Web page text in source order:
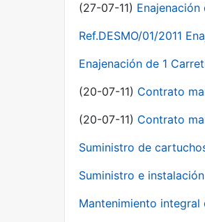
(27-07-11)
Ref.DESMO/01/2011
Enajenación de 1
(20-07-11) Contrato
(20-07-11) Contrato
Suministro de
Suministro e
Mantenimiento